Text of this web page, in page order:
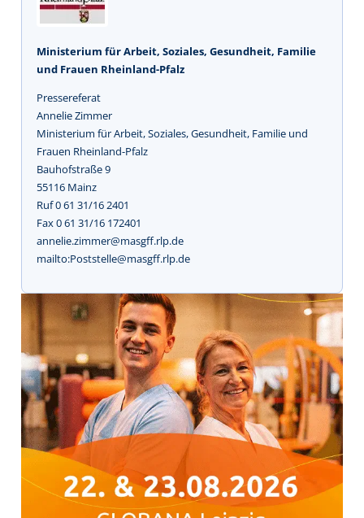
Ministerium für Arbeit, Soziales, Gesundheit, Familie
und Frauen Rheinland-Pfalz
Pressereferat
Annelie Zimmer
Ministerium für Arbeit, Soziales, Gesundheit, Familie und
Frauen Rheinland-Pfalz
Bauhofstraße 9
55116 Mainz
Ruf 0 61 31/16 2401
Fax 0 61 31/16 172401
annelie.zimmer@masgff.rlp.de
mailto:Poststelle@masgff.rlp.de